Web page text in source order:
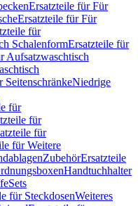
Ersatzteile für Für
Ersatzteile für Für
für
SchalenformErsatzteile für
Aufsatzwaschtisch
SeitenschränkeNiedrige
für
für
für
für Weitere
ZubehörErsatzteile
Handtuchhalter
Sets
für SteckdosenWeiteres